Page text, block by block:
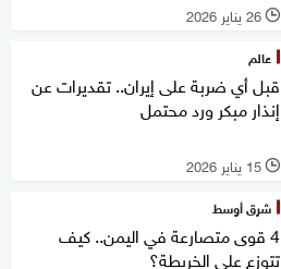
l 26 يناير 2026
عالم
قبل أي ضربة على إيران.. تقديرات عن
إنذار مبكر ورد محتمل
l 15 يناير 2026
شرق أوسط
4 قوى متصارعة في اليمن.. كيف
تتوزع على الخريطة؟